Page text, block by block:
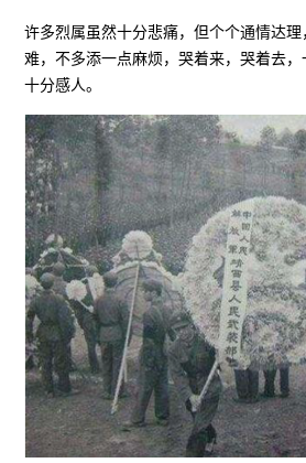
许多烈属虽然十分悲痛，但个个通情达
难，不多添一点麻烦，哭着来，哭着去，
十分感人。